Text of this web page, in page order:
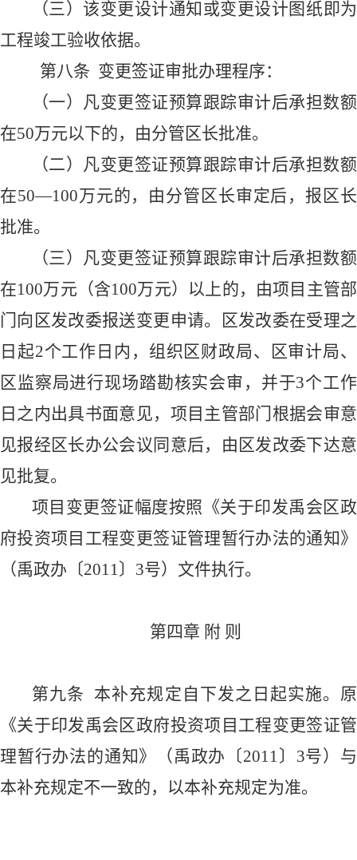
（三）该变更设计通知或变更设计图纸即为
工程竣工验收依据。
第八条 变更签证审批办理程序：
（一）凡变更签证预算跟踪审计后承担数额
在50万元以下的，由分管区长批准。
（二）凡变更签证预算跟踪审计后承担数额
在50—100万元的，由分管区长审定后，报区长
批准。
（三）凡变更签证预算跟踪审计后承担数额
在100万元（含100万元）以上的，由项目主管部
门向区发改委报送变更申请。区发改委在受理之
日起2个工作日内，组织区财政局、区审计局、
区监察局进行现场踏勘核实会审，并于3个工作
日之内出具书面意见，项目主管部门根据会审意
见报经区长办公会议同意后，由区发改委下达意
见批复。
项目变更签证幅度按照《关于印发禹会区政
府投资项目工程变更签证管理暂行办法的通知》
（禹政办〔2011〕 3号）文件执行。
第四章 附 则
第九条
本补充规定自下发之日起实施。原
《关于印发禹会区政府投资项目工程变更签证管
理暂行办法的通知》（禹政办〔2011〕 3号） 与
本补充规定不一致的，以本补充规定为准。